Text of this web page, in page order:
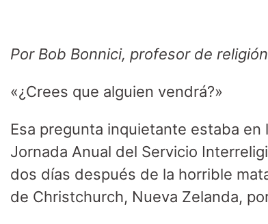
Por Bob Bonnici, profesor de
«¿Crees que alguien vendrá?»
Esa pregunta inquietante estaba
Jornada Anual del Servicio
dos días después de la horrible
de Christchurch, Nueva Zelanda,